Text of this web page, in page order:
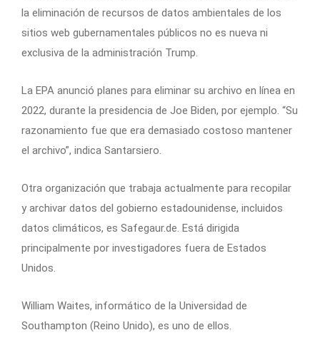
la eliminación de recursos de datos ambientales de los
sitios web gubernamentales públicos no es nueva ni
exclusiva de la administración Trump.
La EPA anunció planes para eliminar su archivo en línea en
2022, durante la presidencia de Joe Biden, por ejemplo. “Su
razonamiento fue que era demasiado costoso mantener
el archivo”, indica Santarsiero.
Otra organización que trabaja actualmente para recopilar
y archivar datos del gobierno estadounidense, incluidos
datos climáticos, es Safegaur.de. Está dirigida
principalmente por investigadores fuera de Estados
Unidos.
William Waites, informático de la Universidad de
Southampton (Reino Unido), es uno de ellos.